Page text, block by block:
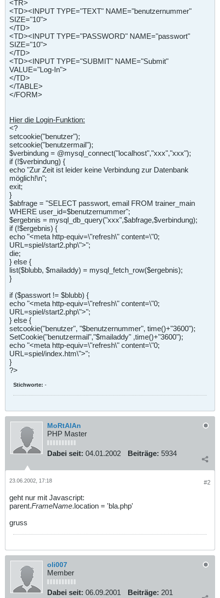
<TR>
<TD><INPUT TYPE="TEXT" NAME="benutzernummer"
SIZE="10">
</TD>
<TD><INPUT TYPE="PASSWORD" NAME="passwort"
SIZE="10">
</TD>
<TD><INPUT TYPE="SUBMIT" NAME="Submit"
VALUE="Log-In">
</TD>
</TABLE>
</FORM>
Hier die Login-Funktion:
<?
setcookie("benutzer");
setcookie("benutzermail");
$verbindung = @mysql_connect("localhost","xxx","xxx");
if (!$verbindung) {
echo "Zur Zeit ist leider keine Verbindung zur Datenbank
möglich!\n";
exit;
}
$abfrage = "SELECT passwort, email FROM trainer_main
WHERE user_id=$benutzernummer";
$ergebnis = mysql_db_query("xxx",$abfrage,$verbindung);
if (!$ergebnis) {
echo "<meta http-equiv=\"refresh\" content=\"0;
URL=spiel/start2.php\">";
die;
} else {
list($blubb, $mailaddy) = mysql_fetch_row($ergebnis);
}
if ($passwort != $blubb) {
echo "<meta http-equiv=\"refresh\" content=\"0;
URL=spiel/start2.php\">";
} else {
setcookie("benutzer", "$benutzernummer", time()+"3600");
SetCookie("benutzermail","$mailaddy" ,time()+"3600");
echo "<meta http-equiv=\"refresh\" content=\"0;
URL=spiel/index.htm\">";
}
?>
Stichworte: -
MoRtAlAn
PHP Master
Dabei seit: 04.01.2002 Beiträge: 5934
#2
23.06.2002, 17:18
geht nur mit Javascript:
parent.FrameName.location = 'bla.php'
gruss
oli007
Member
Dabei seit: 06.09.2001 Beiträge: 201